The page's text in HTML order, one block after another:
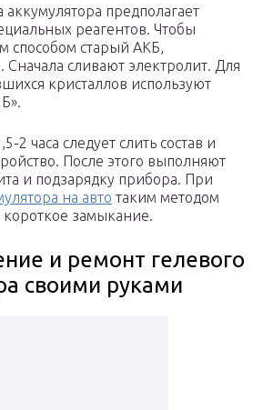
аккумулятора предполагает
реагентов. Чтобы
способом старый АКБ,
Сначала сливают электролит. Для
кристаллов используют
2 часа следует слить состав и
После этого выполняют
и подзарядку прибора. При
на авто таким методом
замыкание.
и ремонт гелевого
своими руками